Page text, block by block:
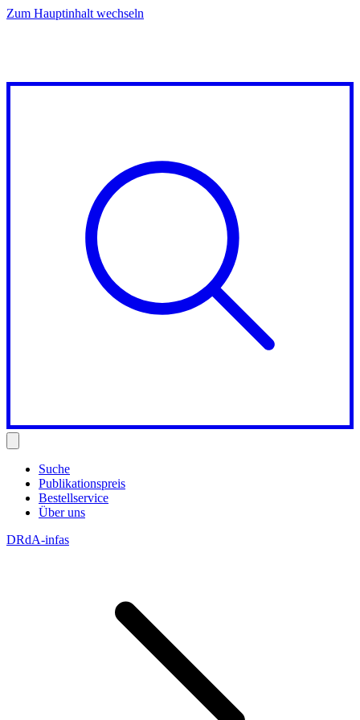
Zum Hauptinhalt wechseln
Suche
Publikationspreis
Bestellservice
Über uns
DRdA-infas